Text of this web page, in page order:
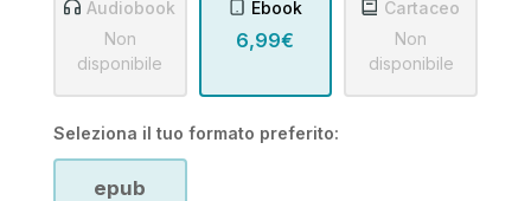
Audiobook
Non
disponibile
Ebook
6,99€
Cartaceo
Non
disponibile
Seleziona il tuo formato preferito:
epub